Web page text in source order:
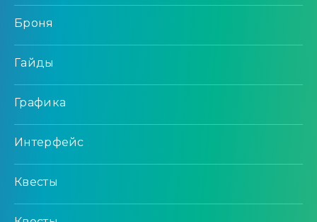
Броня
Гайды
Графика
Интерфейс
Квесты